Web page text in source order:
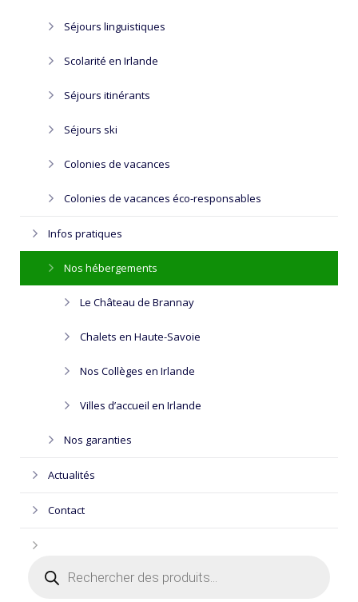
Séjours linguistiques
Scolarité en Irlande
Séjours itinérants
Séjours ski
Colonies de vacances
Colonies de vacances éco-responsables
Infos pratiques
Nos hébergements
Le Château de Brannay
Chalets en Haute-Savoie
Nos Collèges en Irlande
Villes d’accueil en Irlande
Nos garanties
Actualités
Contact
produits